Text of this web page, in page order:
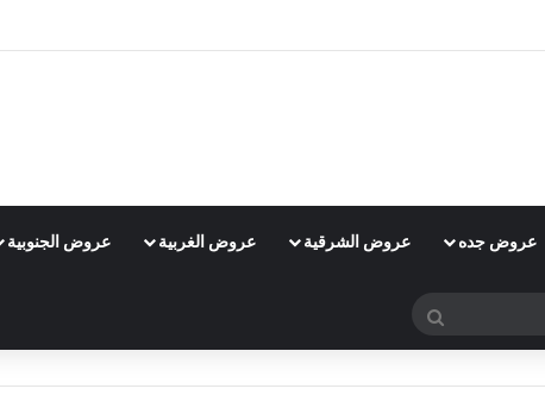
عروض جده عروض الشرقية عروض الغربية عروض الجنوبية
بحث